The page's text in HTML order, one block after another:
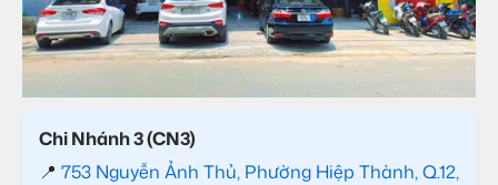
Chi Nhánh 3 (CN3)
📍 753 Nguyễn Ảnh Thủ, Phường Hiệp Thành, Q.12,